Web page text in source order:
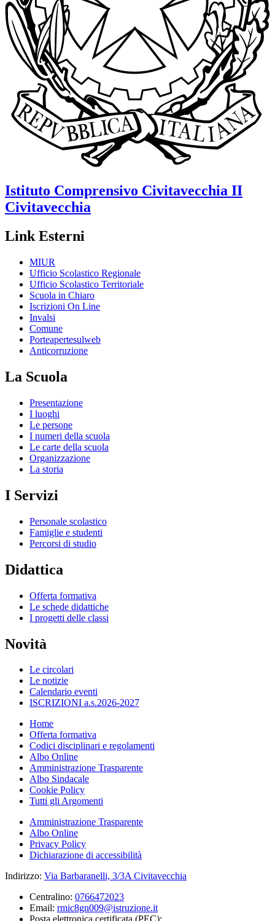
Istituto Comprensivo Civitavecchia II
Civitavecchia
Link Esterni
MIUR
Ufficio Scolastico Regionale
Ufficio Scolastico Territoriale
Scuola in Chiaro
Iscrizioni On Line
Invalsi
Comune
Porteapertesulweb
Anticorruzione
La Scuola
Presentazione
I luoghi
Le persone
I numeri della scuola
Le carte della scuola
Organizzazione
La storia
I Servizi
Personale scolastico
Famiglie e studenti
Percorsi di studio
Didattica
Offerta formativa
Le schede didattiche
I progetti delle classi
Novità
Le circolari
Le notizie
Calendario eventi
ISCRIZIONI a.s.2026-2027
Home
Offerta formativa
Codici disciplinari e regolamenti
Albo Online
Amministrazione Trasparente
Albo Sindacale
Cookie Policy
Tutti gli Argomenti
Amministrazione Trasparente
Albo Online
Privacy Policy
Dichiarazione di accessibilità
Indirizzo: Via Barbaranelli, 3/3A Civitavecchia
Centralino: 0766472023
Email: rmic8gn009@istruzione.it